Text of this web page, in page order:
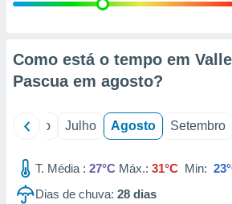
estudos
Como está o tempo em
Pascua em agosto?
Junho Julho Agosto Setembro
T. Média : 27°C Máx.: 31°C Min:
Dias de chuva: 28 dias